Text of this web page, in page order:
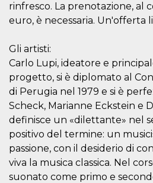
rinfresco. La prenotazione, al
euro, è necessaria. Un'offerta
Gli artisti:
Carlo Lupi, ideatore e
progetto, si è diplomato al
di Perugia nel 1979 e si è
Scheck, Marianne Eckstein e
definisce un «dilettante» nel
positivo del termine: un
passione, con il desiderio di
viva la musica classica. Nel
suonato come primo e